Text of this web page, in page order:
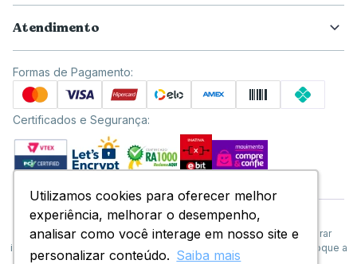
Utilizamos cookies para oferecer melhor
experiência, melhorar o desempenho,
analisar como você interage em nosso site e
personalizar conteúdo. Saiba mais
Utilizamos cookies para oferecer melhor
experiência, melhorar o desempenho,
analisar como você interage em nosso site e
personalizar conteúdo. Saiba mais
Atendimento
Formas de Pagamento:
Certificados e Segurança:
© Copyright 2020 - Todos os direitos reservados.
Docile Alimentos LTDA reserva-se no direito de corrigir ou alterar
informações como: preços, promoções e disponibilidade de estoque a